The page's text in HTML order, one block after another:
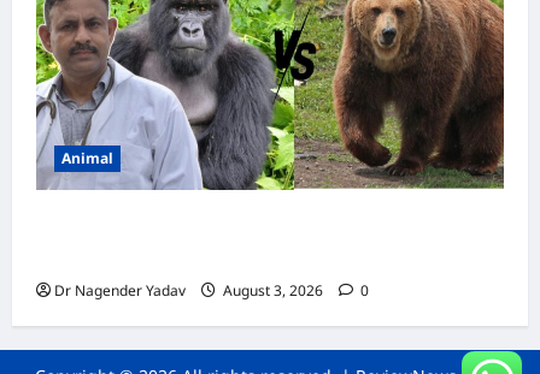
Animal
Dr Nagender Yadav August 3, 2026 0